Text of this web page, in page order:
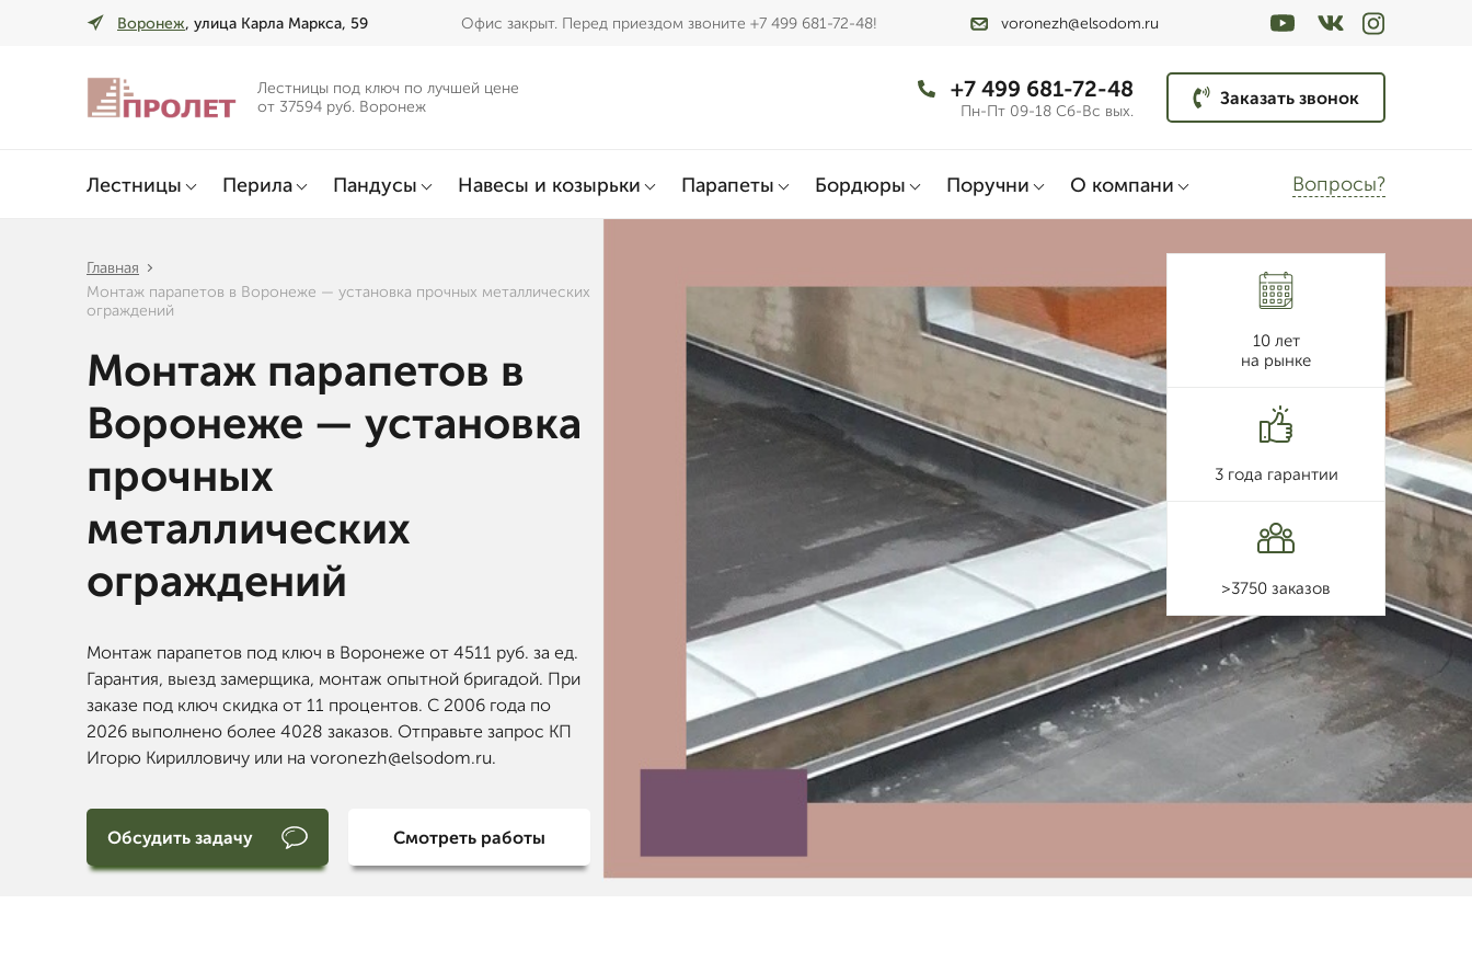
Воронеж, улица Карла Маркса, 59 Офис закрыт. Перед приездом звоните +7 499 681-72-48! voronezh@elsodom.ru
Лестницы под ключ по лучшей цене
от 37594 руб. Воронеж
+7 499 681-72-48
Пн-Пт 09-18 Сб-Вс вых.
Заказать звонок
Лестницы Перила Пандусы Навесы и козырьки Парапеты Бордюры Поручни О компани Вопросы?
Главная
Монтаж парапетов в Воронеже — установка прочных металлических
ограждений
Монтаж парапетов в
Воронеже — установка
прочных
металлических
ограждений
Монтаж парапетов под ключ в Воронеже от 4511 руб. за ед.
Гарантия, выезд замерщика, монтаж опытной бригадой. При
заказе под ключ скидка от 11 процентов. С 2006 года по
2026 выполнено более 4028 заказов. Отправьте запрос КП
Игорю Кирилловичу или на voronezh@elsodom.ru.
Обсудить задачу Смотреть работы
10 лет
на рынке
3 года гарантии
>3750 заказов